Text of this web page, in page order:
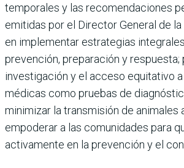
temporales y las recomendaciones
emitidas por el Director General de
en implementar estrategias
prevención, preparación y respuesta;
investigación y el acceso equitativo
médicas como pruebas de
minimizar la transmisión de animales
empoderar a las comunidades para
activamente en la prevención y el